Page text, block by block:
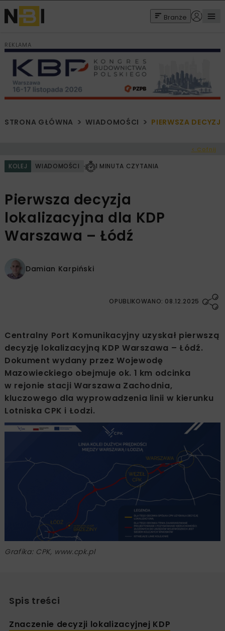
Branże
REKLAMA
STRONA GŁÓWNA WIADOMOŚCI PIERWSZA
< Cofnij
KOLEJ WIADOMOŚCI 1 MINUTA CZYTANIA
Pierwsza decyzja
lokalizacyjna dla KDP
Warszawa – Łódź
Damian Karpiński
OPUBLIKOWANO: 08.12.2025
Centralny Port Komunikacyjny uzyskał pierwszą
decyzję lokalizacyjną KDP Warszawa – Łódź.
Dokument wydany przez Wojewodę
Mazowieckiego obejmuje ok. 1 km odcinka
w rejonie stacji Warszawa Zachodnia,
kluczowego dla wyprowadzenia linii w kierunku
Lotniska CPK i Łodzi.
Grafika: CPK, www.cpk.pl
Spis treści
Znaczenie decyzji lokalizacyjnej KDP